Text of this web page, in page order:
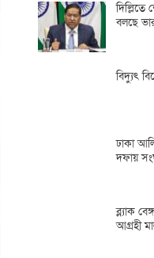
দিল্লিতে
বলছে
বিদ্যুৎ
ঢাকা
দফায়
ব্ল্যাক
আগ্রহী